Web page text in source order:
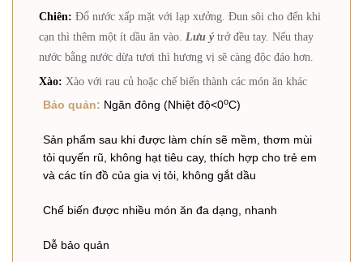
Chiên: Đổ nước xấp mặt với lạp xưởng. Đun sôi cho đến khi
cạn thì thêm một ít dầu ăn vào. Lưu ýtrở đều tay. Nếu thay
nước bằng nước dừa tươi thì hương vị sẽ càng độc đáo hơn.
Xào: Xào với rau củ hoặc chế biến thành các món ăn khác
Bảo quản: Ngăn đông (Nhiệt độ<0oC)
Sản phẩm sau khi được làm chín sẽ mềm, thơm mùi
tỏi quyến rũ, không hạt tiêu cay, thích hợp cho trẻ em
và các tín đồ của gia vị tỏi, không gắt dầu
Chế biến được nhiều món ăn đa dạng, nhanh
Dễ bảo quản